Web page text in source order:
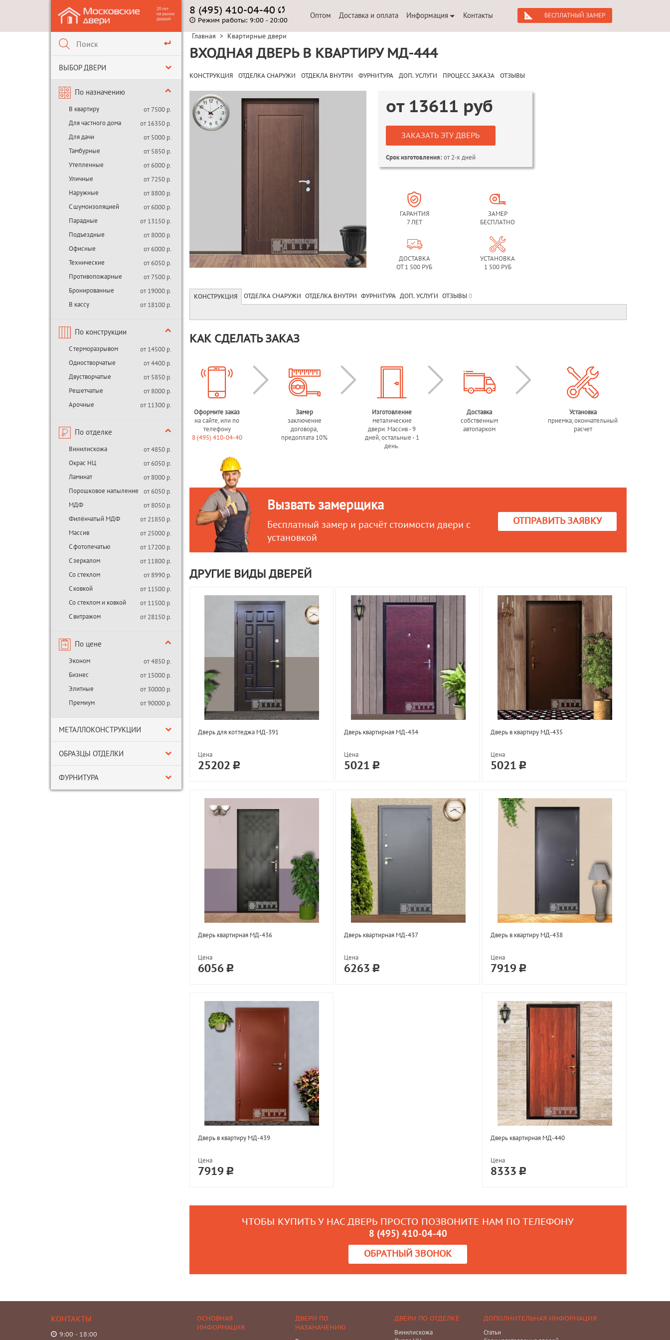
ВЫБОР ДВЕРИ
По назначению
В квартиру
от 7500 р.
Для частного дома
от 16350 р.
Для дачи
от 5000 р.
Тамбурные
от 5850 р.
Утепленные
от 6000 р.
Уличные
от 7250 р.
Наружные
от 8800 р.
С шумоизоляцией
от 6000 р.
Парадные
от 13150 р.
Подъездные
от 8000 р.
Офисные
от 6000 р.
Технические
от 6050 р.
Противопожарные
от 7500 р.
Бронированные
от 19000 р.
В кассу
от 18100 р.
По конструкции
С терморазрывом
от 14500 р.
Одностворчатые
от 4400 р.
Двустворчатые
от 5850 р.
Решетчатые
от 8000 р.
Арочные
от 11300 р.
По отделке
Винилискожа
от 4850 р.
Окрас НЦ
от 6050 р.
Ламинат
от 8000 р.
Порошковое напыление
от 6050 р.
МДФ
от 8050 р.
Филёнчатый МДФ
от 21850 р.
Массив
от 25000 р.
С фотопечатью
от 17200 р.
С зеркалом
от 11800 р.
Со стеклом
от 8990 р.
С ковкой
от 11500 р.
Со стеклом и ковкой
от 11500 р.
С витражом
от 28150 р.
По цене
Эконом
от 4850 р.
Бизнес
от 15000 р.
Элитные
от 30000 р.
Премиум
от 90000 р.
МЕТАЛЛОКОНСТРУКЦИИ
ОБРАЗЦЫ ОТДЕЛКИ
ФУРНИТУРА
8 (495) 410-04-40
Режим работы: 9:00 - 20:00
Оптом Доставка и оплата Информация Контакты БЕСПЛАТНЫЙ ЗАМЕР
Главная > Квартирные двери
ВХОДНАЯ ДВЕРЬ В КВАРТИРУ МД-444
КОНСТРУКЦИЯ ОТДЕЛКА СНАРУЖИ ОТДЕКЛА ВНУТРИ ФУРНИТУРА ДОП. УСЛУГИ ПРОЦЕСС ЗАКАЗА ОТЗЫВЫ
от 13611 руб
ЗАКАЗАТЬ ЭТУ ДВЕРЬ
Срок изготовления:от 2-х дней
ГАРАНТИЯ
7 ЛЕТ
ЗАМЕР
БЕСПЛАТНО
ДОСТАВКА
ОТ 1 500 РУБ
УСТАНОВКА
1 500 РУБ
КОНСТРУКЦИЯ ОТДЕЛКА СНАРУЖИ ОТДЕЛКА ВНУТРИ ФУРНИТУРА ДОП. УСЛУГИ ОТЗЫВЫ 0
КАК СДЕЛАТЬ ЗАКАЗ
Оформите заказ
на сайте, или по
телефону
8 (495) 410-04-40
Замер
заключение
договора,
предоплата 10%
Изготовление
металические
двери. Массив - 9
дней, остальные - 1
день.
Доставка
собственным
автопарком
Установка
приемка, окончательный
расчет
Вызвать замерщика
Бесплатный замер и расчёт стоимости двери с
установкой
ОТПРАВИТЬ ЗАЯВКУ
ДРУГИЕ ВИДЫ ДВЕРЕЙ
Дверь для коттеджа МД-391
Цена
25202
Дверь квартирная МД-434
Цена
5021
Дверь в квартиру МД-435
Цена
5021
Дверь квартирная МД-436
Цена
6056
Дверь квартирная МД-437
Цена
6263
Дверь в квартиру МД-438
Цена
7919
Дверь в квартиру МД-439
Цена
7919
Дверь квартирная МД-440
Цена
8333
ЧТОБЫ КУПИТЬ У НАС ДВЕРЬ ПРОСТО ПОЗВОНИТЕ НАМ ПО ТЕЛЕФОНУ
8 (495) 410-04-40
ОБРАТНЫЙ ЗВОНОК
КОНТАКТЫ
9:00 - 18:00
ОСНОВНАЯ
ИНФОРМАЦИЯ
ДВЕРИ ПО
НАЗАНАЧЕНИЮ
ДВЕРИ ПО ОТДЕЛКЕ
Винилискожа
ДОПОЛНИТЕЛЬНАЯ ИНФОРМАЦИЯ
Статьи